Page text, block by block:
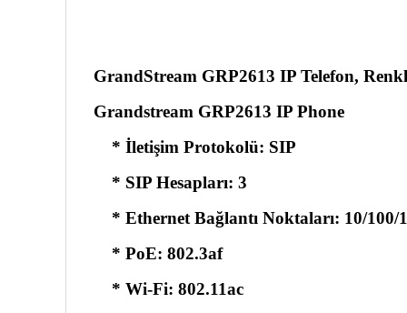
GrandStream GRP2613 IP Telefon,
Grandstream GRP2613 IP Phone
* İletişim Protokolü: SIP
* SIP Hesapları: 3
* Ethernet Bağlantı Noktaları: 10/100/
* PoE: 802.3af
* Wi-Fi: 802.11ac